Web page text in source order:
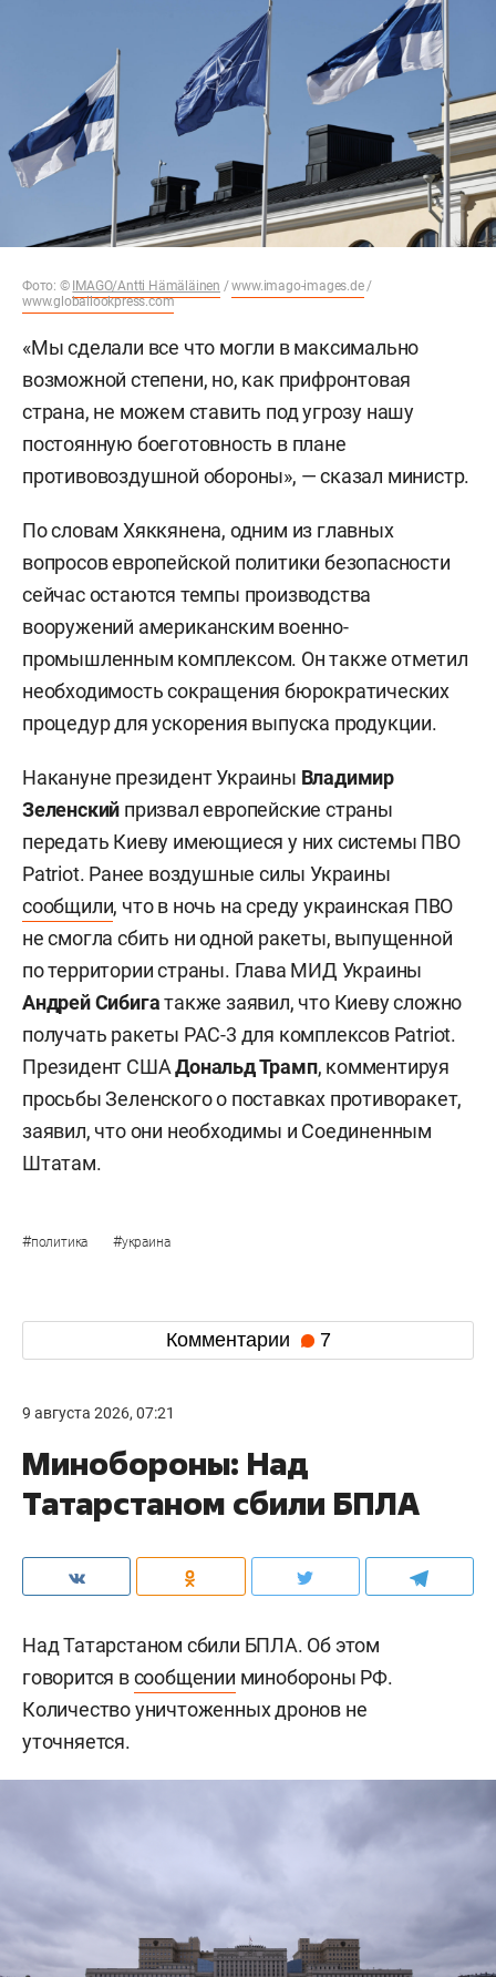
Фото: © IMAGO/Antti Hämäläinen /www.imago-images.de/
www.globallookpress.com
«Мы сделали все что могли в максимально
возможной степени, но, как прифронтовая
страна, не можем ставить под угрозу нашу
постоянную боеготовность в плане
противовоздушной обороны», — сказал министр.
По словам Хяккянена, одним из главных
вопросов европейской политики безопасности
сейчас остаются темпы производства
вооружений американским военно-
промышленным комплексом. Он также отметил
необходимость сокращения бюрократических
процедур для ускорения выпуска продукции.
Накануне президент Украины Владимир
Зеленский призвал европейские страны
передать Киеву имеющиеся у них системы ПВО
Patriot. Ранее воздушные силы Украины
сообщили, что в ночь на среду украинская ПВО
не смогла сбить ни одной ракеты, выпущенной
по территории страны. Глава МИД Украины
Андрей Сибигатакже заявил, что Киеву сложно
получать ракеты PAC-3 для комплексов Patriot.
Президент СШАДональд Трамп, комментируя
просьбы Зеленского о поставках противоракет,
заявил, что они необходимы и Соединенным
Штатам.
#политика #украина
Комментарии 7
9 августа 2026, 07:21
Минобороны: Над
Татарстаном сбили БПЛА
Над Татарстаном сбили БПЛА. Об этом
говорится всообщении минобороны РФ.
Количество уничтоженных дронов не
уточняется.